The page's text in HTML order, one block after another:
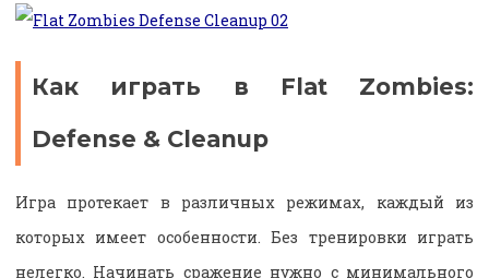
Как играть в Flat Zombies:
Defense & Cleanup
Игра протекает в различных режимах, каждый из
которых имеет особенности. Без тренировки играть
нелегко. Начинать сражение нужно с минимального